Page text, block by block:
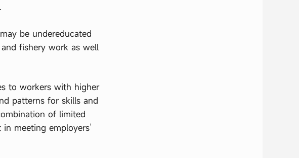
be undereducated
fishery work as well
to workers with higher
patterns for skills and
of limited
meeting employers’